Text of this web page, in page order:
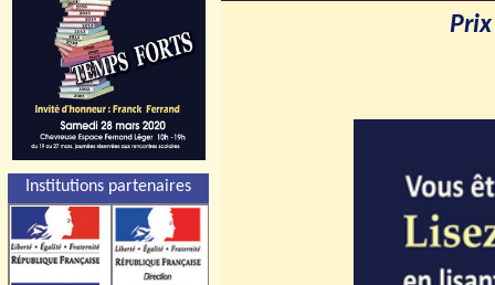
Institutions partenaires